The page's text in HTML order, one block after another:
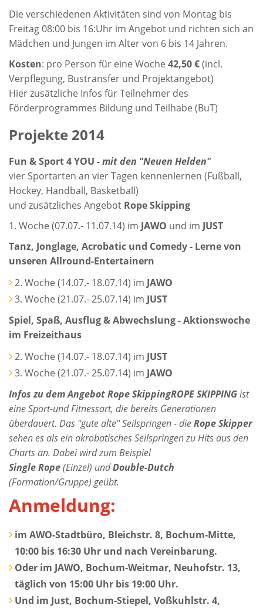
Die verschiedenen Aktivitäten sind von Montag bis
Freitag 08:00 bis 16:Uhr im Angebot und richten sich an
Mädchen und Jungen im Alter von 6 bis 14 Jahren.
Kosten: pro Person für eine Woche 42,50 €(incl.
Verpflegung, Bustransfer und Projektangebot)
Hier zusätzliche Infos für Teilnehmer des
Förderprogrammes Bildung und Teilhabe (BuT)
Projekte 2014
Fun & Sport 4 YOU - mit den "Neuen Helden"
vier Sportarten an vier Tagen kennenlernen (Fußball,
Hockey, Handball, Basketball)
und zusätzliches Angebot Rope Skipping
1. Woche (07.07.- 11.07.14) im JAWO und im JUST
Tanz, Jonglage, Acrobatic und Comedy - Lerne von
unseren Allround-Entertainern
2. Woche (14.07.- 18.07.14) im JAWO
3. Woche (21.07.- 25.07.14) im JUST
Spiel, Spaß, Ausflug & Abwechslung - Aktionswoche
im Freizeithaus
2. Woche (14.07.- 18.07.14) im JUST
3. Woche (21.07.- 25.07.14) im JAWO
Infos zu dem Angebot Rope SkippingROPE SKIPPINGist
eine Sport-und Fitnessart, die bereits Generationen
überdauert. Das "gute alte" Seilspringen - dieRope Skipper
sehen es als ein akrobatisches Seilspringen zu Hits aus den
Charts an. Dabei wird zum Beispiel
Single Rope(Einzel) undDouble-Dutch
(Formation/Gruppe) geübt.
Anmeldung:
im AWO-Stadtbüro, Bleichstr. 8, Bochum-Mitte,
10:00 bis 16:30 Uhr und nach Vereinbarung.
Oder im JAWO, Bochum-Weitmar, Neuhofstr. 13,
täglich von 15:00 Uhr bis 19:00 Uhr.
Und im Just, Bochum-Stiepel, Voßkuhlstr. 4,